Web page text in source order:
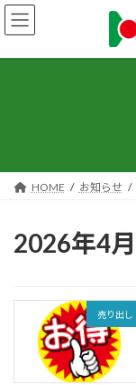
コ
ン
ン
プ
ナ
ビ
ー
動
HOME お知らせ
2026年4月
売り出し